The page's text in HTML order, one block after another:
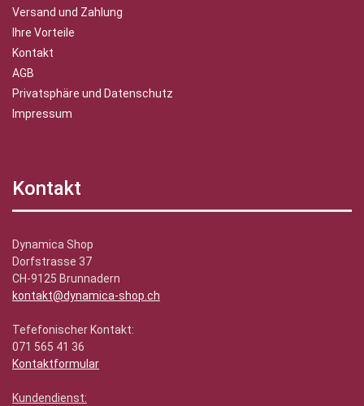
Versand und Zahlung
Ihre Vorteile
Kontakt
AGB
Privatsphäre und Datenschutz
Impressum
Kontakt
Dynamica Shop
Dorfstrasse 37
CH-9125 Brunnadern
kontakt@dynamica-shop.ch
Tefefonischer Kontakt:
071 565 41 36
Kontaktformular
Kundendienst: